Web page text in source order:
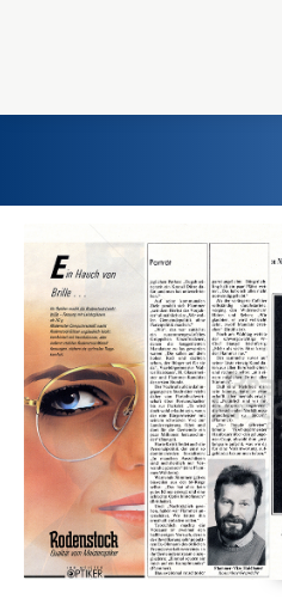
Einst und Heute
Marken
Konzerne
Epoche